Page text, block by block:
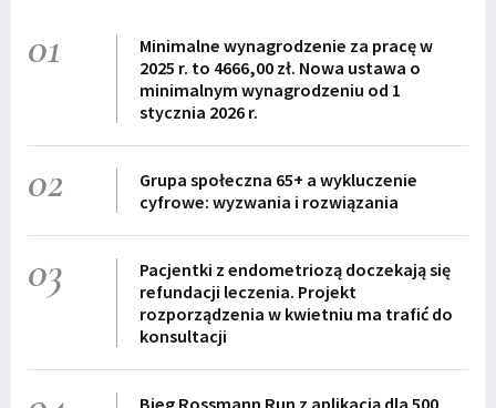
01
Minimalne wynagrodzenie za pracę w
2025 r. to 4666,00 zł. Nowa ustawa o
minimalnym wynagrodzeniu od 1
stycznia 2026 r.
02
Grupa społeczna 65+ a wykluczenie
cyfrowe: wyzwania i rozwiązania
03
Pacjentki z endometriozą doczekają się
refundacji leczenia. Projekt
rozporządzenia w kwietniu ma trafić do
konsultacji